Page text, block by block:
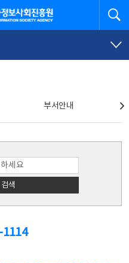
흥원
부서안내
검색
1114